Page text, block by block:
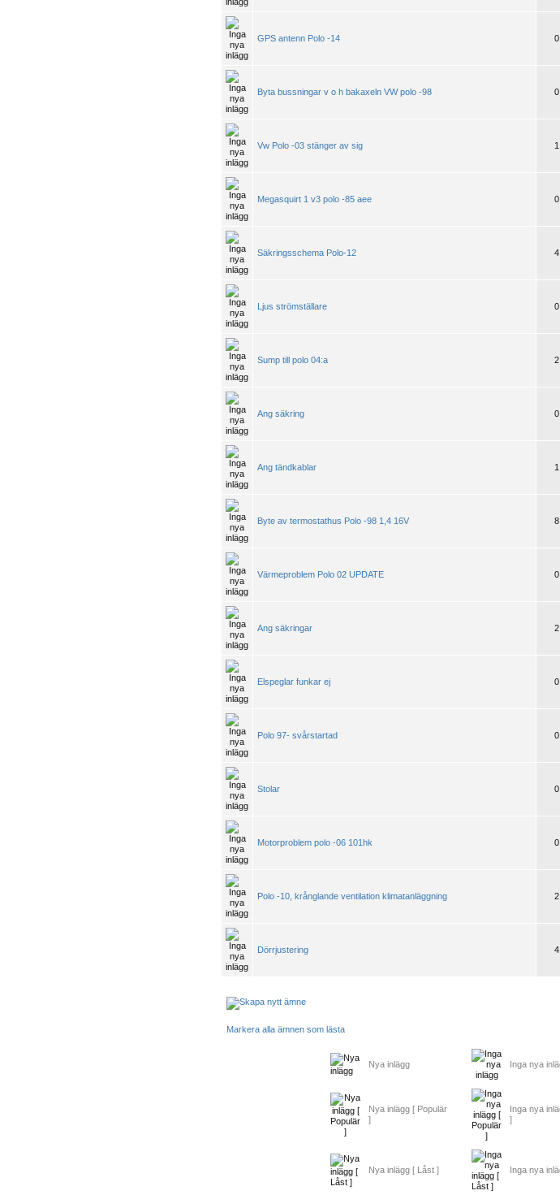
GPS antenn Polo -14 0
Byta bussningar v o h bakaxeln VW polo -98 0
Vw Polo -03 stänger av sig 1
Megasquirt 1 v3 polo -85 aee 0
Säkringsschema Polo-12 4
Ljus strömställare 0
Sump till polo 04:a 2
Ang säkring 0
Ang tändkablar 1
Byte av termostathus Polo -98 1,4 16V 8
Värmeproblem Polo 02 UPDATE 0
Ang säkringar 2
Elspeglar funkar ej 0
Polo 97- svårstartad 0
Stolar 0
Motorproblem polo -06 101hk 0
Polo -10, krånglande ventilation klimatanläggning 2
Dörrjustering 4
Markera alla ämnen som lästa
Nya inlägg Inga nya
Nya inlägg [ Populär
]
Inga nya
]
Nya inlägg [ Låst ] Inga nya